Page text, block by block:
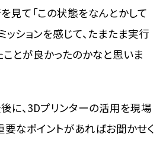
見て「この状態をなんとかして
ッションを感じて、たまたま実行
とが良かったのかなと思いま
に、3Dプリンターの活用を現場
なポイントがあればお聞かせく